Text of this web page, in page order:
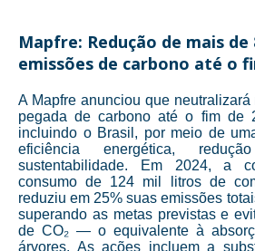
Mapfre: Redução de mais de
emissões de carbono até o
A Mapfre anunciou que
pegada de carbono até o fim de
incluindo o Brasil, por meio de
eficiência energética,
sustentabilidade. Em 2024, a
consumo de 124 mil litros de
reduziu em 25% suas emissões
superando as metas previstas e
de CO₂ — o equivalente à
árvores. As ações incluem a